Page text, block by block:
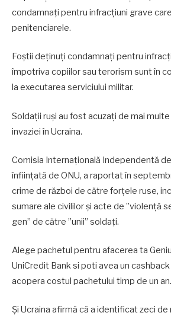
condamnaţi pentru infracţiuni grave
penitenciarele.
Foştii deţinuţi condamnaţi pentru
împotriva copiilor sau terorism sunt în
la executarea serviciului militar.
Soldaţii ruşi au fost acuzaţi de mai
invaziei în Ucraina.
Comisia Internaţională Independentă
înfiinţată de ONU, a raportat în
crime de război de către forţele ruse,
sumare ale civililor şi acte de ”violenţă
gen” de către ”unii” soldaţi.
Alege pachetul pentru afacerea ta
UniCredit Bank si poti avea un
acopera costul pachetului timp de un
Şi Ucraina afirmă că a identificat zeci